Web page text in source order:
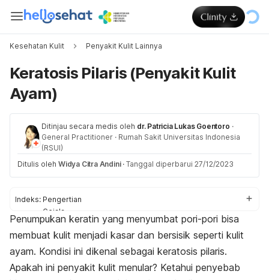
Kesehatan Kulit Penyakit Kulit Lainnya
Keratosis Pilaris (Penyakit Kulit
Ayam)
Ditinjau secara medis oleh dr. Patricia Lukas Goentoro ·
General Practitioner · Rumah Sakit Universitas Indonesia
(RSUI)
Ditulis oleh Widya Citra Andini · Tanggal diperbarui 27/12/2023
Indeks: Pengertian
Gejala
Penyebab
Faktor risiko
Diagnosis
Perawatan rumahan
Penumpukan keratin yang menyumbat pori-pori bisa
membuat kulit menjadi kasar dan bersisik seperti kulit
ayam. Kondisi ini dikenal sebagai keratosis pilaris.
Apakah ini penyakit kulit menular? Ketahui penyebab